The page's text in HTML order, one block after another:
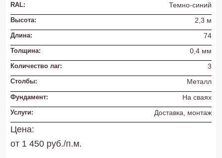
RAL: Темно-синий
Высота: 2,3 м
Длина: 74
Толщина: 0,4 мм
Количество лаг: 3
Столбы: Металл
Фундамент: На сваях
Услуги: Доставка, монтаж
Цена:
от 1 450 руб./п.м.